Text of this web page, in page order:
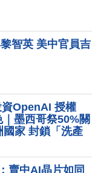
智英 美中官員吉
OpenAI 授權
墨西哥祭50%關
家 封鎖「洗產
新里程 賴清德親
海砸159億蓋高
回應墨關稅
賣中AI晶片如同